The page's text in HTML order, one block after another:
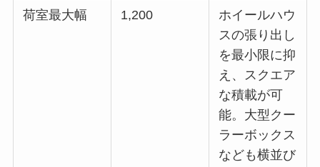
荷室最大幅 1,200
ホイールハウ
スの張り出し
を最小限に抑
え、スクエア
な積載が可
能。大型クー
ラーボックス
なども横並び